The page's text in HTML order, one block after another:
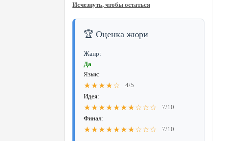
Исчезнуть, чтобы остаться
🏆 Оценка жюри
Жанр:
Да
Язык:
★★★★☆
4/5
Идея:
★★★★★★★☆☆☆
7/10
Финал:
★★★★★★★☆☆☆ 7/10